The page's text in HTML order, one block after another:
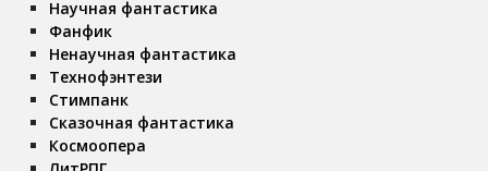
Научная фантастика
Фанфик
Ненаучная фантастика
Технофэнтези
Стимпанк
Сказочная фантастика
Космоопера